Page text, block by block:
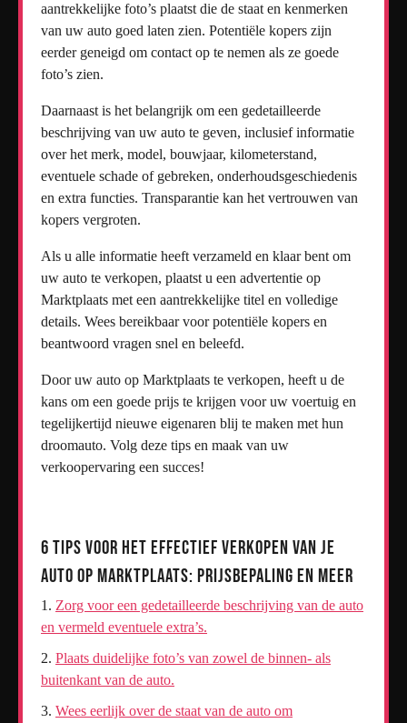
aantrekkelijke foto’s plaatst die de staat en kenmerken
van uw auto goed laten zien. Potentiële kopers zijn
eerder geneigd om contact op te nemen als ze goede
foto’s zien.
Daarnaast is het belangrijk om een gedetailleerde
beschrijving van uw auto te geven, inclusief informatie
over het merk, model, bouwjaar, kilometerstand,
eventuele schade of gebreken, onderhoudsgeschiedenis
en extra functies. Transparantie kan het vertrouwen van
kopers vergroten.
Als u alle informatie heeft verzameld en klaar bent om
uw auto te verkopen, plaatst u een advertentie op
Marktplaats met een aantrekkelijke titel en volledige
details. Wees bereikbaar voor potentiële kopers en
beantwoord vragen snel en beleefd.
Door uw auto op Marktplaats te verkopen, heeft u de
kans om een goede prijs te krijgen voor uw voertuig en
tegelijkertijd nieuwe eigenaren blij te maken met hun
droomauto. Volg deze tips en maak van uw
verkoopervaring een succes!
6 Tips voor het Effectief Verkopen van je
Auto op Marktplaats: Prijsbepaling en Meer
Zorg voor een gedetailleerde beschrijving van de auto
en vermeld eventuele extra’s.
Plaats duidelijke foto’s van zowel de binnen- als
buitenkant van de auto.
Wees eerlijk over de staat van de auto om